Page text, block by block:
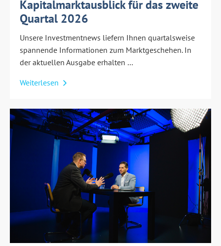
Kapitalmarktausblick für das zweite
Quartal 2026
Unsere Investmentnews liefern Ihnen quartalsweise
spannende Informationen zum Marktgeschehen. In
der aktuellen Ausgabe erhalten …
Weiterlesen